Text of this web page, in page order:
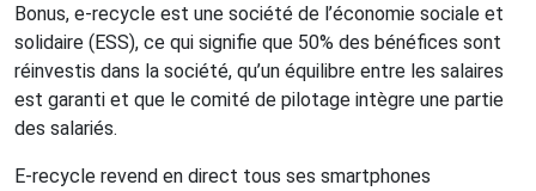
Bonus, e-recycle est une société de l’économie sociale et
solidaire (ESS), ce qui signifie que 50% des bénéfices sont
réinvestis dans la société, qu’un équilibre entre les salaires
est garanti et que le comité de pilotage intègre une partie
des salariés.
E-recycle revend en direct tous ses smartphones